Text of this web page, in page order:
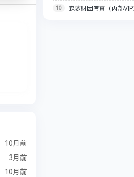
10月前
3月前
10月前
【78.8M】
10 森萝财团写真（内部VIP